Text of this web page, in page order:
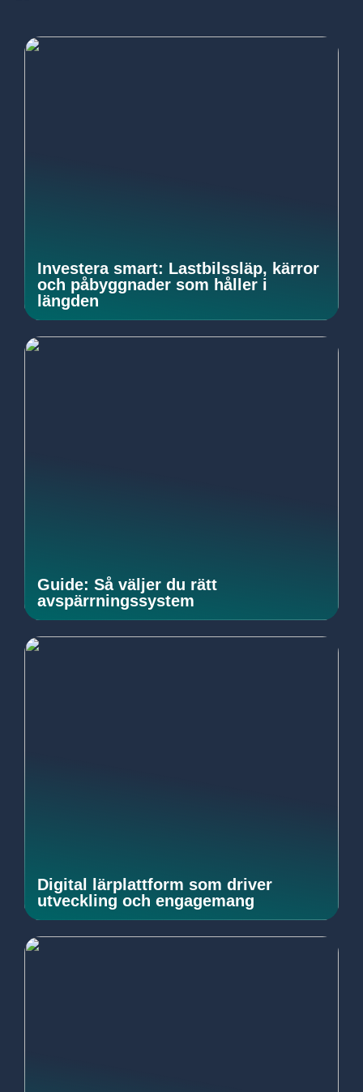
Investera smart: Lastbilssläp, kärror
och påbyggnader som håller i
längden
Guide: Så väljer du rätt
avspärrningssystem
Digital lärplattform som driver
utveckling och engagemang